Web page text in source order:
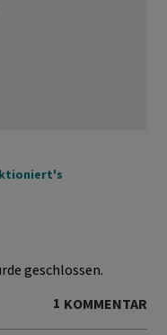
geschlossen.
1 KOMMENTAR